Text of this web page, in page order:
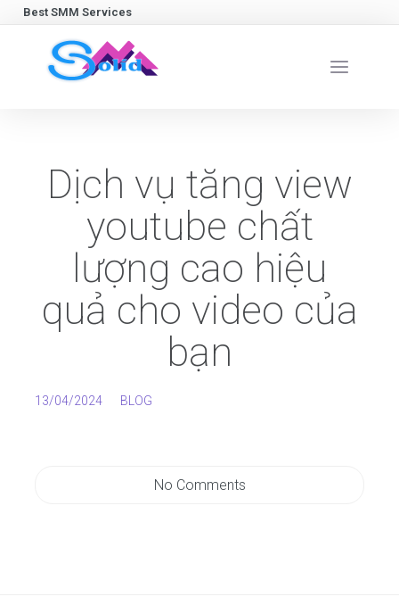
Best SMM Services
Dịch vụ tăng view
youtube chất
lượng cao hiệu
quả cho video của
bạn
13/04/2024 BLOG
No Comments